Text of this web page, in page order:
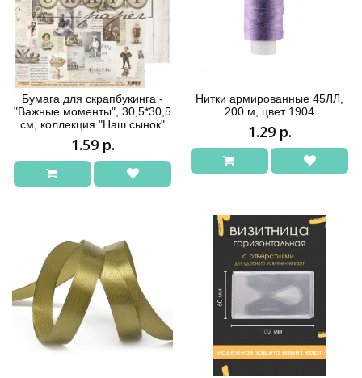
Бумага для скрапбукинга -
"Важные моменты", 30,5*30,5
см, коллекция "Наш сынок"
1.59 р.
Нитки армированные 45ЛЛ,
200 м, цвет 1904
1.29 р.